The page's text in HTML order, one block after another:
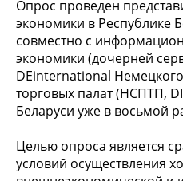
Опрос проведен
экономики в Республике
совместно с
экономики (дочерней
DEinternational
торговых палат (НСПТП,
Беларуси уже в восьмой
Целью опроса является
условий осуществления